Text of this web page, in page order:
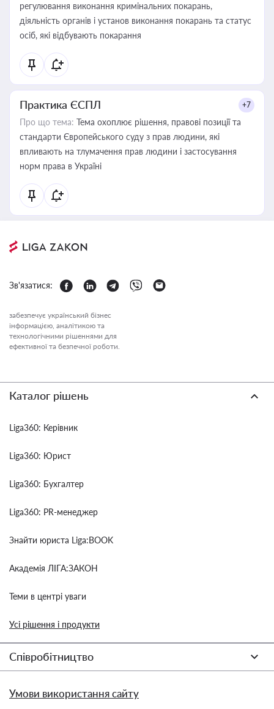
регулювання виконання кримінальних покарань,
діяльність органів і установ виконання покарань та статус
осіб, які відбувають покарання
Практика ЄСПЛ +7
Про що тема: Тема охоплює рішення, правові позиції та
стандарти Європейського суду з прав людини, які
впливають на тлумачення прав людини і застосування
норм права в Україні
Зв'язатися:
забезпечує український бізнес
інформацією, аналітикою та
технологічними рішеннями для
ефективної та безпечної роботи.
Каталог рішень
Liga360: Керівник
Liga360: Юрист
Liga360: Бухгалтер
Liga360: PR-менеджер
Знайти юриста Liga:BOOK
Академія ЛІГА:ЗАКОН
Теми в центрі уваги
Усі рішення і продукти
Співробітництво
Умови використання сайту